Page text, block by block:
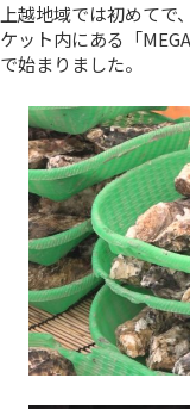
上越地域では初めてで
ケット内にある「
で始まりました。